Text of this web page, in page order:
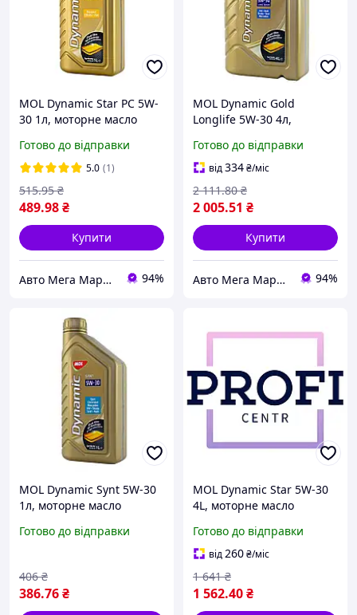
MOL Dynamic Star PC 5W-
30 1л, моторне масло
Готово до відправки
5.0 (1)
489.98₴
515.95 ₴
Купити
Авто Мега Маркет 94%
MOL Dynamic Gold
Longlife 5W-30 4л,
Готово до відправки
від334₴/міс
2 005.51 ₴
2 111.80 ₴
Купити
Авто Мега Маркет 94%
MOL Dynamic Synt 5W-30
1л, моторне масло
Готово до відправки
386.76₴
406 ₴
MOL Dynamic Star 5W-30
4L, моторне масло
Готово до відправки
від260₴/міс
1 562.40₴
1 641 ₴